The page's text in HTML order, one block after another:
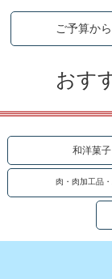
ご予算か
おす
和洋菓子
肉・肉加工品